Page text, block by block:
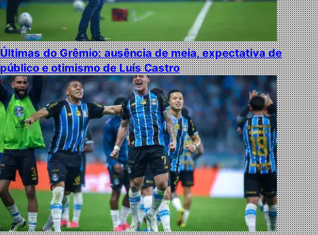
Últimas do Grêmio: ausência de meia, expectativa de
público e otimismo de Luís Castro